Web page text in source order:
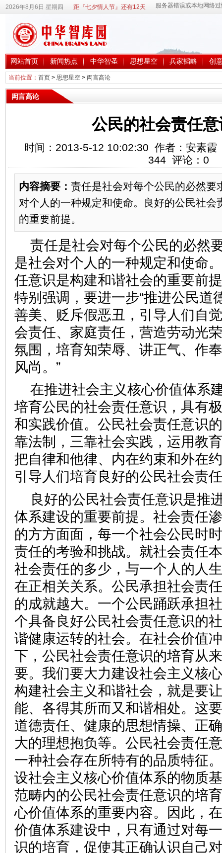
2026年8月6日 星期四 距『七夕情人节』还有12天
网站首页 新闻热点 中华智圣 思想星空 兵家韬略 创
当前位置： 首页> 思想星空> 闳言高论
闳言高论
公民的社会责任
时间：2013-5-12 10:02:30 作者：安素
344 评论： 0
内容摘要： 责任是社会对每个公民的必然要
对个人的一种规定和使命。良好的公民社会
的重要前提。
责任是社会对每个公民的必然
是社会对个人的一种规定和使命
任意识是构建和谐社会的重要前
特别强调，要进一步“推进公民道
善美、贬斥假恶丑，引导人们自
会责任、家庭责任，营造劳动光
氛围，培育知荣辱、讲正气、作
风尚。”
在推进社会主义核心价值体系
培育公民的社会责任意识，具有
和实践价值。公民社会责任意识
靠法制，三靠社会实践，运用教
把自律和他律、内在约束和外在
引导人们培育良好的公民社
良好的公民社会责任意识是推
体系建设的重要前提。社会责任
的方方面面，每一个社会公民时
责任的考验和挑战。就社会责任
社会责任的多少，与一个人的人
在正相关关系。公民承担社会责
的成就越大。一个公民踊跃承担
个具备良好公民社会责任意识的
谐健康运转的社会。在社会价值
下，公民社会责任意识的培育从
要。我们要大力建设社会主义核
构建社会主义和谐社会，就是要
能、各得其所而又和谐相处。这
道德责任、健康的思想情操、正
大的理想抱负等。公民社会责任
一种社会存在所特有的品质特征
设社会主义核心价值体系的物质
范畴内的公民社会责任意识的培
心价值体系的重要内容。因此，
价值体系建设中，只有通过对每
识的培育，促使其正确认识自己